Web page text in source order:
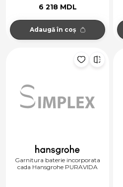
6 218 MDL
Adaugă în coș
Garnitura baterie incorporata
cada Hansgrohe PURAVIDA